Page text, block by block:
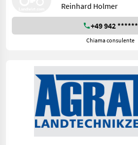
Reinhard Holmer
+49 942 ******
Chiama consulente